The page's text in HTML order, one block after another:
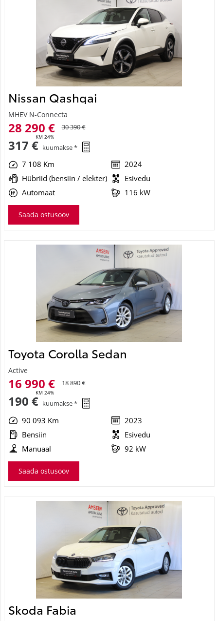
Nissan Qashqai
28 290 €
KM 24%
30 390 €
317 € kuumakse *
Hübriid (bensiin / elekter)
Esivedu
Automaat
116 kW
Saada ostusoov
Toyota Corolla Sedan
Active
16 990 €
KM 24%
190 € kuumakse *
Bensiin
Esivedu
Manuaal
92 kW
Saada ostusoov
Skoda Fabia